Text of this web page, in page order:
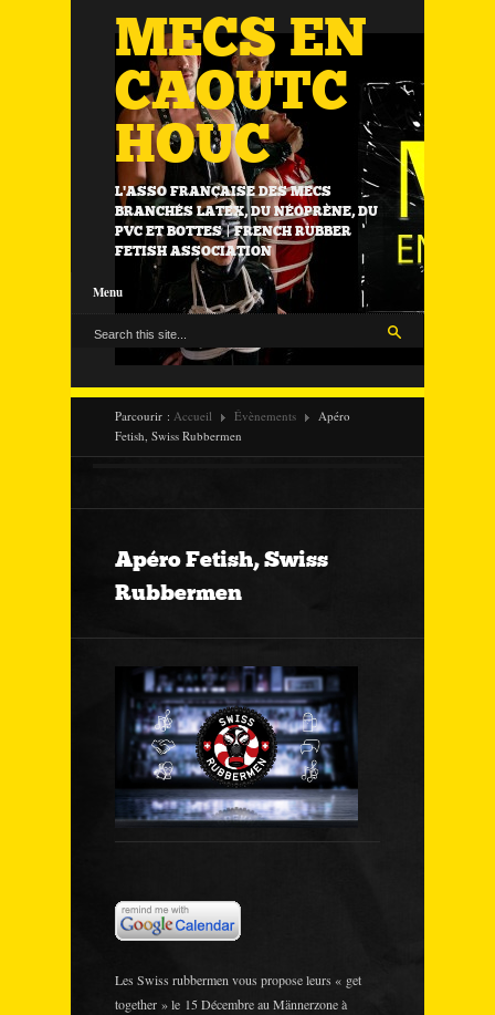
MECS EN
CAOUTC
HOUC
L'ASSO FRANÇAISE DES MECS
BRANCHÉS LATEX, DU NÉOPRÈNE, DU
PVC ET BOTTES | FRENCH RUBBER
FETISH ASSOCIATION
Menu
Parcourir : Accueil Évènements
Apéro
Fetish, Swiss Rubbermen
Apéro Fetish, Swiss
Rubbermen
Les Swiss rubbermen vous propose leurs « get
together » le 15 Décembre au Männerzone à